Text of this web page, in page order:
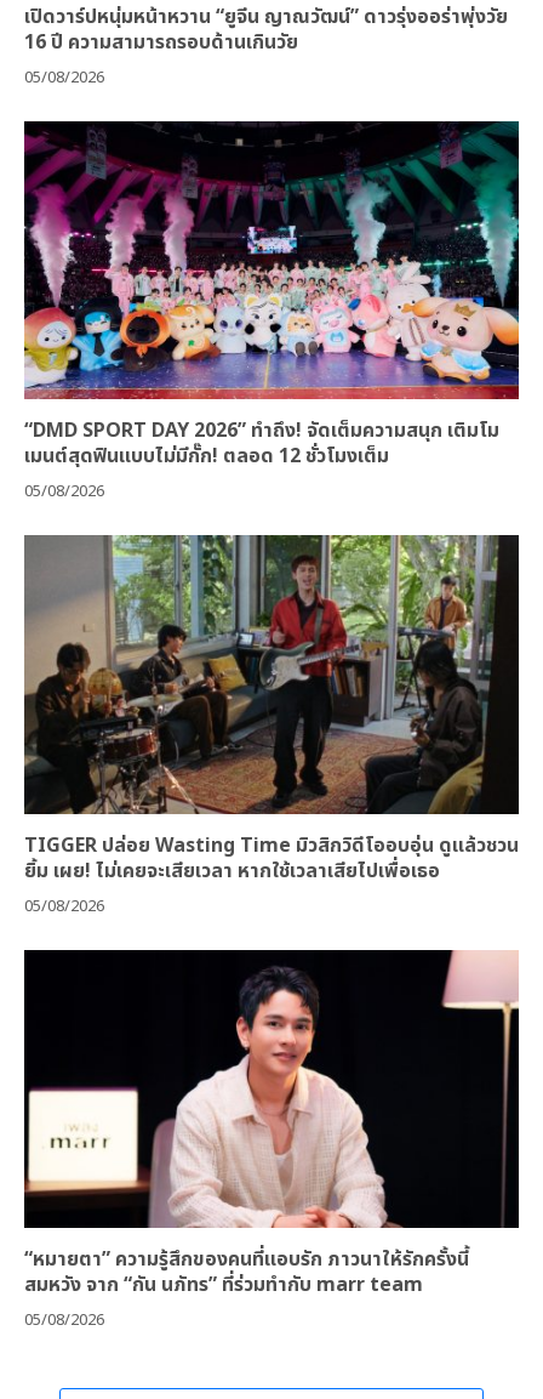
เปิดวาร์ปหนุ่มหน้าหวาน “ยูจีน ญาณวัฒน์” ดาวรุ่งออร่าพุ่งวัย
16 ปี ความสามารถรอบด้านเกินวัย
05/08/2026
“DMD SPORT DAY 2026” ทำถึง! จัดเต็มความสนุก เติมโม
เมนต์สุดฟินแบบไม่มีกั๊ก! ตลอด 12 ชั่วโมงเต็ม
05/08/2026
TIGGER ปล่อย Wasting Time มิวสิกวิดีโออบอุ่น ดูแล้วชวน
ยิ้ม เผย! ไม่เคยจะเสียเวลา หากใช้เวลาเสียไปเพื่อเธอ
05/08/2026
“หมายตา” ความรู้สึกของคนที่แอบรัก ภาวนาให้รักครั้งนี้
สมหวัง จาก “กัน นภัทร” ที่ร่วมทำกับ marr team
05/08/2026